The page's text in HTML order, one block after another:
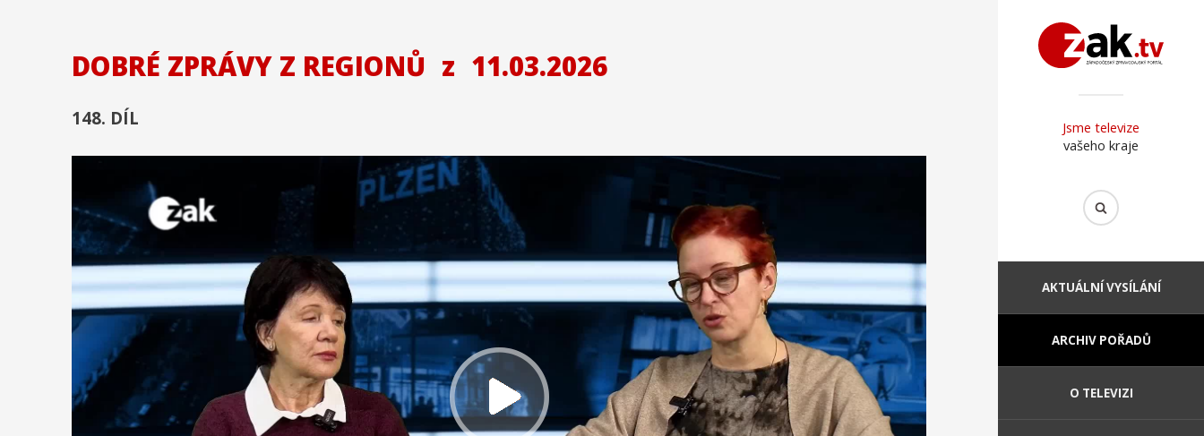
Jsme televize
vašeho kraje
AKTUÁLNÍ VYSÍLÁNÍ
ARCHIV POŘADŮ
O TELEVIZI
DOBRÉ ZPRÁVY Z REGIONŮ z 11.03.2026
148. DÍL